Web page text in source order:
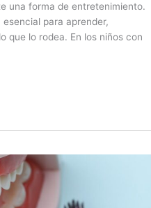
una forma de entretenimiento.
para aprender,
que lo rodea. En los niños con